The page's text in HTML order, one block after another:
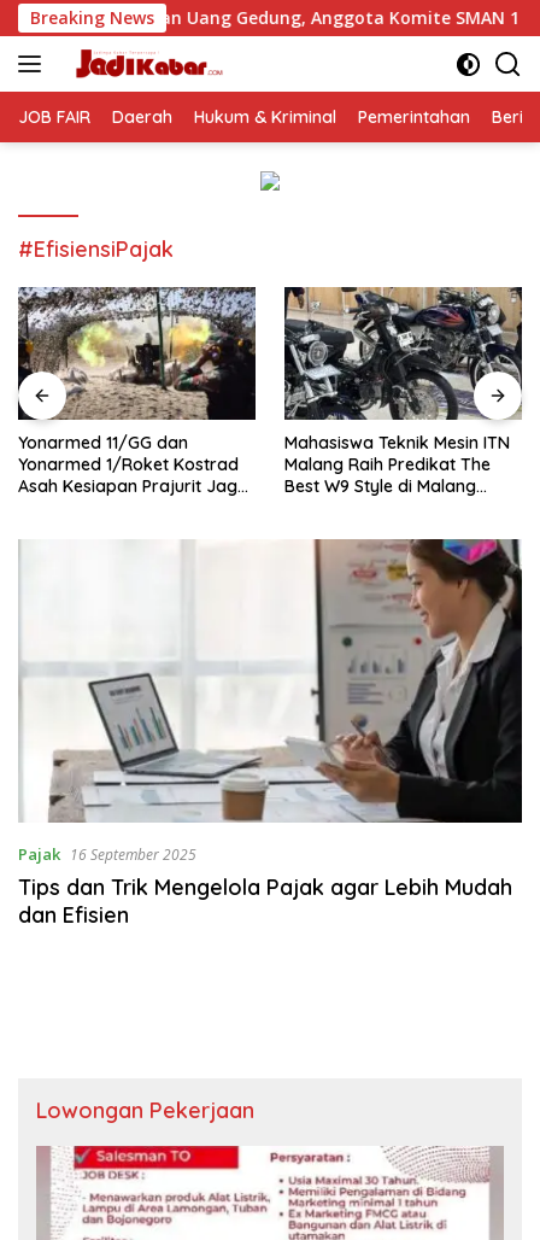
Langsung
ke
konten
Breaking News
Uang Gedung, Anggota Komite SMAN 1 Tumpang ,Ketua
JOB FAIR Daerah Hukum & Kriminal Pemerintahan
#EfisiensiPajak
Yonarmed 11/GG dan
Yonarmed 1/Roket Kostrad
Asah Kesiapan Prajurit Jaga
Mahasiswa Teknik Mesin ITN
Malang Raih Predikat The
Best W9 Style di Malang
Pajak 16 September 2025
Tips dan Trik Mengelola Pajak agar Lebih Mudah
dan Efisien
Lowongan Pekerjaan